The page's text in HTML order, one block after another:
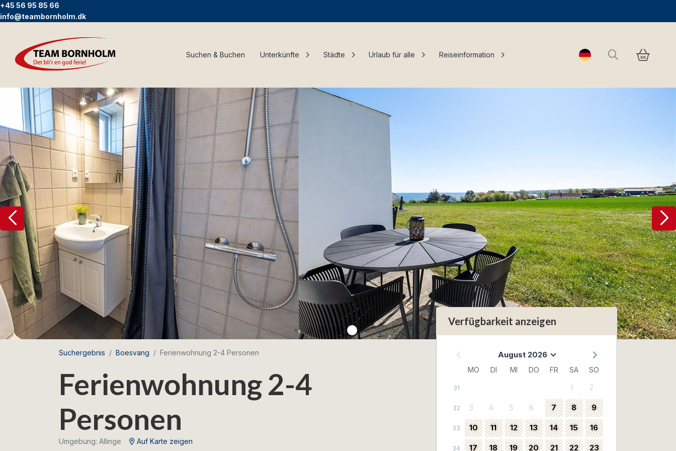
+45 56 95 85 66
info@teambornholm.dk
Suchen & Buchen Unterkünfte Städte Urlaub für alle Reiseinformation Change language
Suchen
Suchergebnis Boesvang Ferienwohnung 2-4 Personen
Ferienwohnung 2-4
Personen
Umgebung: Allinge Auf Karte zeigen
Verfügbarkeit anzeigen
August 2026
MO DI MI DO FR SA SO
31 1 2
32 3 4 5 6 7 8 9
33 10 11 12 13 14 15 16
34 17 18 19 20 21 22 23